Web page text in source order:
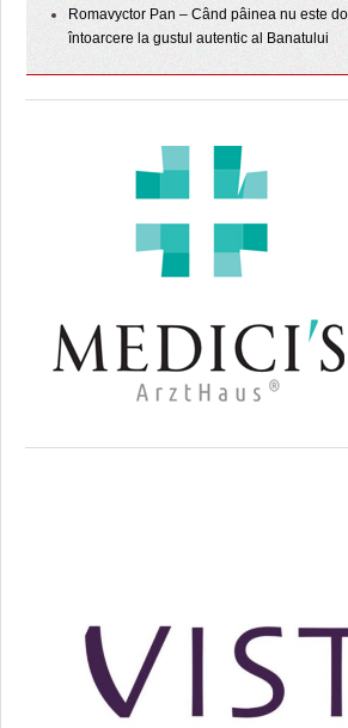
Romavyctor Pan – Când pâinea nu este
întoarcere la gustul autentic al Banatului